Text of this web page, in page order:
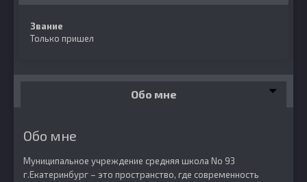
Звание
Только пришел
Обо мне
Обо мне
Муниципальное учреждение средняя школа No 93
г.Екатеринбург – это пространство, где современность